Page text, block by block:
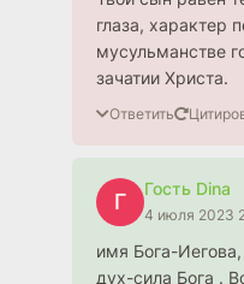
глаза, характер
мусульманстве
зачатии Христа.
Ответить
Г
Гость Dina
4 июля 2023
имя Бога-
дух-сила Бога .